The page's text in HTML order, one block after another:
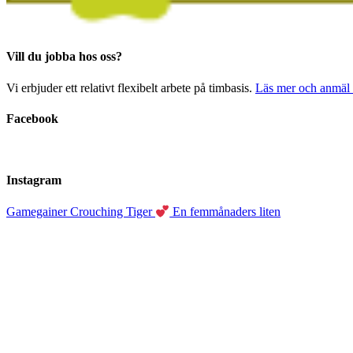
Vill du jobba hos oss?
Vi erbjuder ett relativt flexibelt arbete på timbasis. Läs mer och anmäl
Facebook
Instagram
Gamegainer Crouching Tiger En femmånaders liten